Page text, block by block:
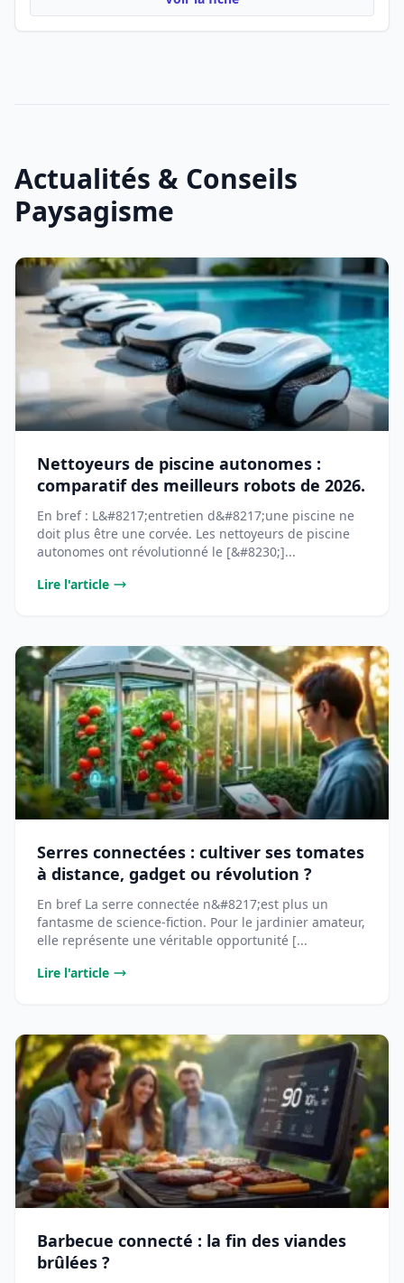
Actualités & Conseils
Paysagisme
Nettoyeurs de piscine autonomes :
comparatif des meilleurs robots de 2026.
En bref : L&#8217;entretien d&#8217;une piscine ne
doit plus être une corvée. Les nettoyeurs de piscine
autonomes ont révolutionné le [&#8230;]...
Lire l'article
Serres connectées : cultiver ses tomates
à distance, gadget ou révolution ?
En bref La serre connectée n&#8217;est plus un
fantasme de science-fiction. Pour le jardinier amateur,
elle représente une véritable opportunité [...
Lire l'article
Barbecue connecté : la fin des viandes
brûlées ?